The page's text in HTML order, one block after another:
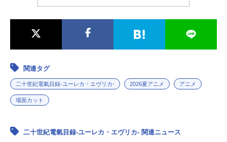
関連タグ
二十世紀電氣目録-ユーレカ・エヴリカ- 2026夏アニメ アニメ
場面カット
二十世紀電氣目録-ユーレカ・エヴリカ- 関連ニュース